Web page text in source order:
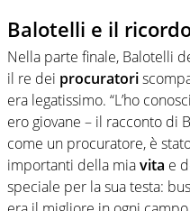
Balotelli e il
Nella parte finale, Balotelli
il re dei procuratori
era legatissimo. “L’ho
ero giovane – il racconto di
come un procuratore, è
importanti della miavita e
speciale per la sua testa: